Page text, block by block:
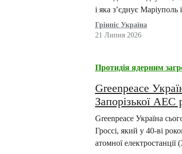
і яка з’єднує
Грінпіс Україна
21 Липня 2026
Протидія ядерним
Greenpeace
Запорізької АЕС
Greenpeace Україна
Гроссі, який у 40-ві
атомної